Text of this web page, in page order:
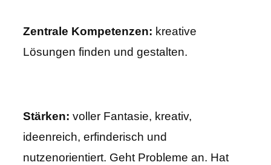
Zentrale Kompetenzen: kreative
Lösungen finden und gestalten.
Stärken: voller Fantasie, kreativ,
ideenreich, erfinderisch und
nutzenorientiert. Geht Probleme an. Hat